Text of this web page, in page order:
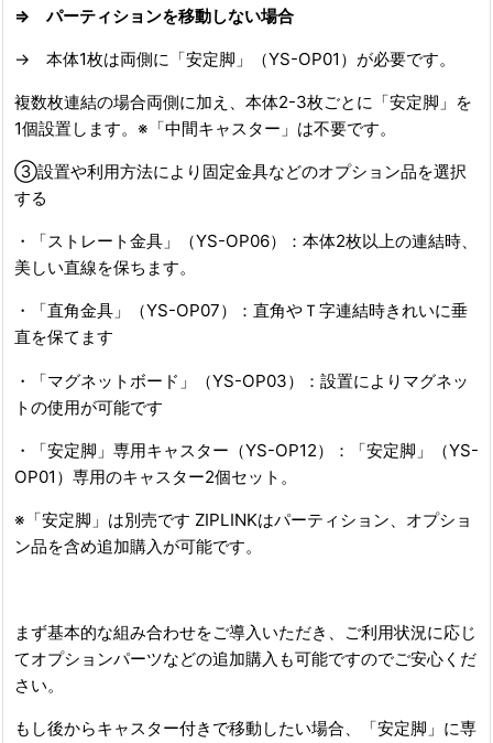
⇒ パーティションを移動しない場合
→ 本体1枚は両側に「安定脚」（YS-OP01）が必要です。
複数枚連結の場合両側に加え、本体2-3枚ごとに「安定脚」を
1個設置します。※「中間キャスター」は不要です。
③設置や利用方法により固定金具などのオプション品を選択
する
・「ストレート金具」（YS-OP06）：本体2枚以上の連結時、
美しい直線を保ちます。
・「直角金具」（YS-OP07）：直角やＴ字連結時きれいに垂
直を保てます
・「マグネットボード」（YS-OP03）：設置によりマグネッ
トの使用が可能です
・「安定脚」専用キャスター（YS-OP12）：「安定脚」（YS-
OP01）専用のキャスター2個セット。
※「安定脚」は別売です ZIPLINKはパーティション、オプショ
ン品を含め追加購入が可能です。
まず基本的な組み合わせをご導入いただき、ご利用状況に応じ
てオプションパーツなどの追加購入も可能ですのでご安心くだ
さい。
もし後からキャスター付きで移動したい場合、「安定脚」に専